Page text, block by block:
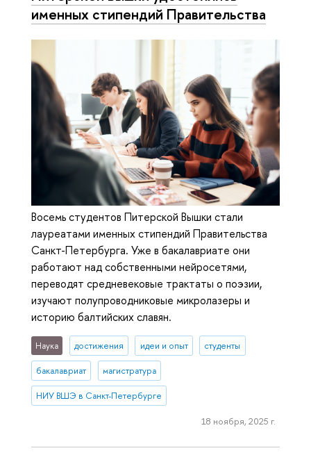
именных стипендий Правительства
Восемь студентов Питерской Вышки стали
лауреатами именных стипендий Правительства
Санкт-Петербурга. Уже в бакалавриате они
работают над собственными нейросетями,
переводят средневековые трактаты о поэзии,
изучают полупроводниковые микролазеры и
историю балтийских славян.
Наука достижения идеи и опыт студенты
бакалавриат магистратура
НИУ ВШЭ в Санкт-Петербурге
18 ноября, 2025 г.